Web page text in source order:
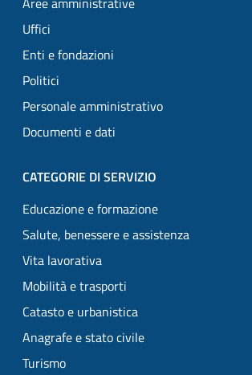
Uffici
Enti e fondazioni
Politici
Personale amministrativo
Documenti e dati
CATEGORIE DI SERVIZIO
Educazione e formazione
Salute, benessere e assistenza
Vita lavorativa
Mobilità e trasporti
Catasto e urbanistica
Anagrafe e stato civile
Turismo